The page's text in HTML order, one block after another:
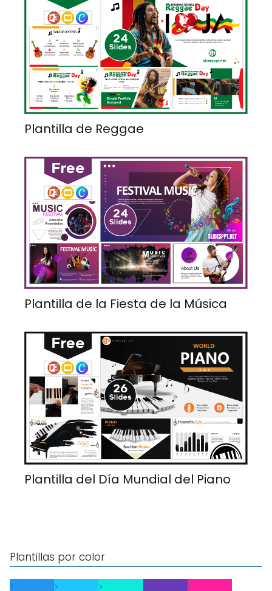
Plantilla de Reggae
Plantilla de la Fiesta de la Música
Plantilla del Día Mundial del Piano
Plantillas por color